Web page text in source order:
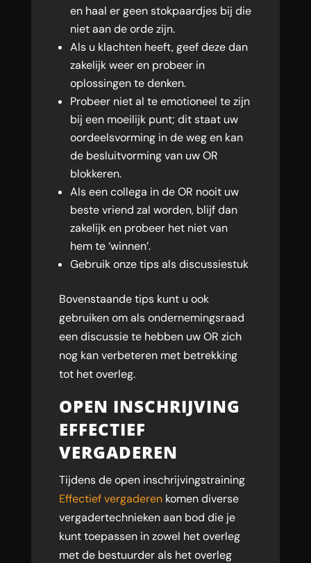
en haal er geen stokpaardjes bij die
niet aan de orde zijn.
Als u klachten heeft, geef deze dan
zakelijk weer en probeer in
oplossingen te denken.
Probeer niet al te emotioneel te zijn
bij een moeilijk punt; dit staat uw
oordeelsvorming in de weg en kan
de besluitvorming van uw OR
blokkeren.
Als een collega in de OR nooit uw
beste vriend zal worden, blijf dan
zakelijk en probeer het niet van
hem te ‘winnen’.
Gebruik onze tips als discussiestuk
Bovenstaande tips kunt u ook
gebruiken om als ondernemingsraad
een discussie te hebben uw OR zich
nog kan verbeteren met betrekking
tot het overleg.
OPEN INSCHRIJVING
EFFECTIEF
VERGADEREN
Tijdens de open inschrijvingstraining
Effectief vergaderenkomen diverse
vergadertechnieken aan bod die je
kunt toepassen in zowel het overleg
met de bestuurder als het overleg